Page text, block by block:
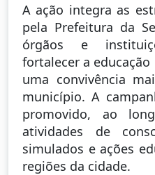
A ação integra as
pela Prefeitura da
órgãos e
fortalecer a
uma convivência
município. A
promovido, ao
atividades de
simulados e ações
regiões da cidade.